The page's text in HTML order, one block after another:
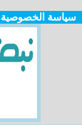
سياسة الخصوصية